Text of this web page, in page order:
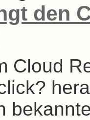
den
Cloud